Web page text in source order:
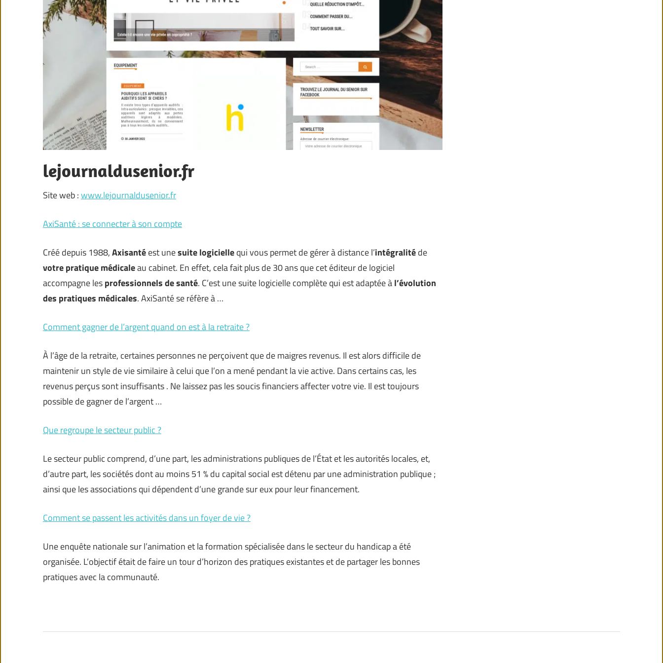
lejournaldusenior.fr
Site web :www.lejournaldusenior.fr
AxiSanté : se connecter à son compte
Créé depuis 1988,Axisantéest unesuite logiciellequi vous permet de gérer à distance l’intégralitéde
votre pratique médicaleau cabinet. En effet, cela fait plus de 30 ans que cet éditeur de logiciel
accompagne lesprofessionnels de santé. C’est une suite logicielle complète qui est adaptée àl’évolution
des pratiques médicales. AxiSanté se réfère à …
Comment gagner de l’argent quand on est à la retraite ?
À l’âge de la retraite, certaines personnes ne perçoivent que de maigres revenus. Il est alors difficile de
maintenir un style de vie similaire à celui que l’on a mené pendant la vie active. Dans certains cas, les
revenus perçus sont insuffisants . Ne laissez pas les soucis financiers affecter votre vie. Il est toujours
possible de gagner de l’argent …
Que regroupe le secteur public ?
Le secteur public comprend, d’une part, les administrations publiques de l’État et les autorités locales, et,
d’autre part, les sociétés dont au moins 51 % du capital social est détenu par une administration publique ;
ainsi que les associations qui dépendent d’une grande sur eux pour leur financement.
Comment se passent les activités dans un foyer de vie ?
Une enquête nationale sur l’animation et la formation spécialisée dans le secteur du handicap a été
organisée. L’objectif était de faire un tour d’horizon des pratiques existantes et de partager les bonnes
pratiques avec la communauté.